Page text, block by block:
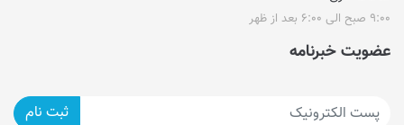
۹:۰۰ صبح الی ۶:۰۰ بعد از ظهر
عضویت خبرنامه
ثبت نام